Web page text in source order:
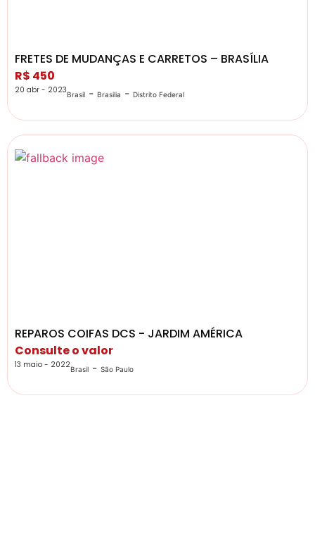
FRETES DE MUDANÇAS E CARRETOS – BRASÍLIA
R$ 450
20 abr - 2023Brasil - Brasilia - Distrito Federal
REPAROS COIFAS DCS - JARDIM AMÉRICA
Consulte o valor
13 maio - 2022Brasil - São Paulo